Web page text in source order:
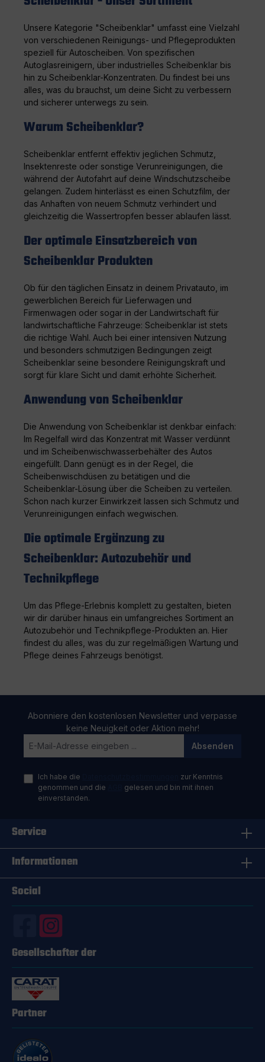
eine klare Sicht auf die Straße hast, egal bei
welchen Bedingungen du fährst. Vertraue
auf Qualität von AD-CT CHEMIE Mit mehr als
zwei Jahrzehnten in der Chemiebranche hat
AD-CT CHEMIE einen festen Ruf als
Hersteller von hochwertigen Produkten
aufgebaut. Mit dem Scheibenklar Extra Fast
kannst du diese Qualität direkt auf deine
zu einer sicheren und angenehmen
Unsere Kategorie "Scheibenklar" umfasst eine Vielzahl
von verschiedenen Reinigungs- und Pflegeprodukten
speziell für Autoscheiben. Von spezifischen
Autoglasreinigern, über industrielles Scheibenklar bis
hin zu Scheibenklar-Konzentraten. Du findest bei uns
alles, was du brauchst, um deine Sicht zu verbessern
und sicherer unterwegs zu sein.
Warum Scheibenklar?
Scheibenklar entfernt effektiv jeglichen Schmutz,
Insektenreste oder sonstige Verunreinigungen, die
während der Autofahrt auf deine Windschutzscheibe
gelangen. Zudem hinterlässt es einen Schutzfilm, der
das Anhaften von neuem Schmutz verhindert und
gleichzeitig die Wassertropfen besser ablaufen lässt.
Der optimale Einsatzbereich von
Scheibenklar Produkten
Ob für den täglichen Einsatz in deinem Privatauto, im
gewerblichen Bereich für Lieferwagen und
Firmenwagen oder sogar in der Landwirtschaft für
landwirtschaftliche Fahrzeuge: Scheibenklar ist stets
die richtige Wahl. Auch bei einer intensiven Nutzung
und besonders schmutzigen Bedingungen zeigt
Scheibenklar seine besondere Reinigungskraft und
sorgt für klare Sicht und damit erhöhte Sicherheit.
Anwendung von Scheibenklar
Die Anwendung von Scheibenklar ist denkbar einfach:
Im Regelfall wird das Konzentrat mit Wasser verdünnt
und im Scheibenwischwasserbehälter des Autos
eingefüllt. Dann genügt es in der Regel, die
Scheibenwischdüsen zu betätigen und die
Scheibenklar-Lösung über die Scheiben zu verteilen.
Schon nach kurzer Einwirkzeit lassen sich Schmutz und
Verunreinigungen einfach wegwischen.
Die optimale Ergänzung zu
Scheibenklar: Autozubehör und
Technikpflege
Um das Pflege-Erlebnis komplett zu gestalten, bieten
wir dir darüber hinaus ein umfangreiches Sortiment an
Autozubehör und Technikpflege-Produkten an. Hier
findest du alles, was du zur regelmäßigen Wartung und
Pflege deines Fahrzeugs benötigst.
Abonniere den kostenlosen Newsletter und verpasse
keine Neuigkeit oder Aktion mehr!
Absenden
Ich habe die
zur Kenntnis
genommen und die
gelesen und bin mit ihnen
einverstanden.
Service
Informationen
Social
Gesellschafter der
Partner